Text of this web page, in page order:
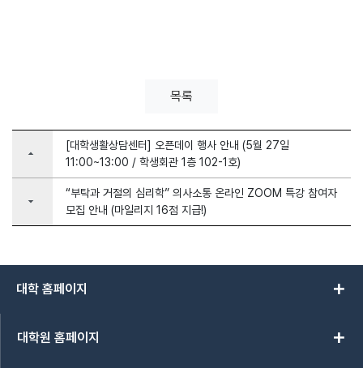
목록
arrow_drop_up
[대학생활상담센터] 오픈데이 행사 안내 (5월 27일
11:00~13:00 / 학생회관 1층 102-1호)
arrow_drop_down
“부탁과 거절의 심리학” 의사소통 온라인 ZOOM 특강 참여자
모집 안내 (마일리지 16점 지급!)
대학 홈페이지 add
대학원 홈페이지 add